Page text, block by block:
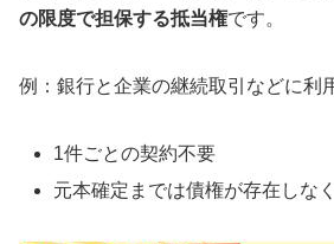
の限度で担保する抵当権です。
例：銀行と企業の継続取引などに利
1件ごとの契約不要
元本確定までは債権が存在しな